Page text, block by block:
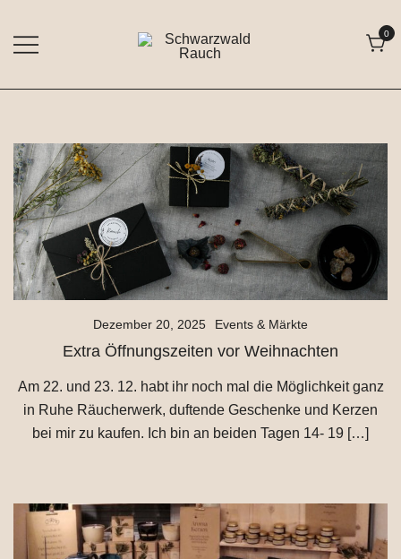
Inhalt
springen
0
Dezember 20, 2025 Events & Märkte
Extra Öffnungszeiten vor Weihnachten
Am 22. und 23. 12. habt ihr noch mal die Möglichkeit ganz
in Ruhe Räucherwerk, duftende Geschenke und Kerzen
bei mir zu kaufen. Ich bin an beiden Tagen 14- 19 […]